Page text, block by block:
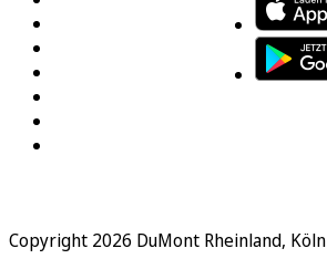
Copyright 2026 DuMont Rheinland, Köln